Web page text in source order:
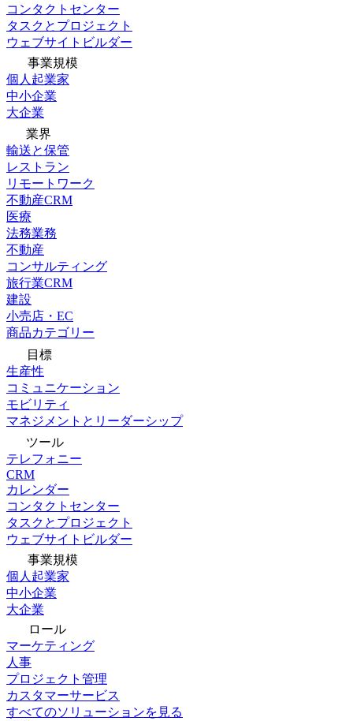
コンタクトセンター
タスクとプロジェクト
ウェブサイトビルダー
事業規模
個人起業家
中小企業
大企業
業界
輸送と保管
レストラン
リモートワーク
不動産CRM
医療
法務業務
不動産
コンサルティング
旅行業CRM
建設
小売店・EC
商品カテゴリー
目標
生産性
コミュニケーション
モビリティ
マネジメントとリーダーシップ
ツール
テレフォニー
CRM
カレンダー
コンタクトセンター
タスクとプロジェクト
ウェブサイトビルダー
事業規模
個人起業家
中小企業
大企業
ロール
マーケティング
人事
プロジェクト管理
カスタマーサービス
すべてのソリューションを見る